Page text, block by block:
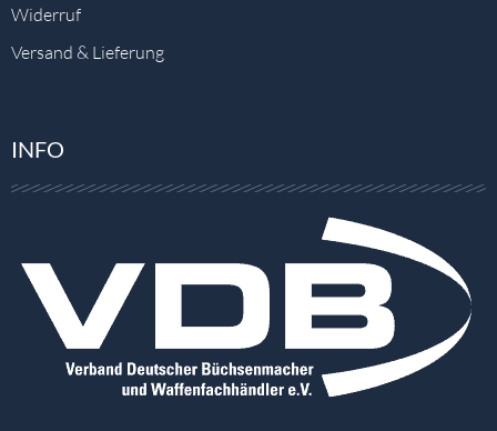
Widerruf
Versand & Lieferung
INFO